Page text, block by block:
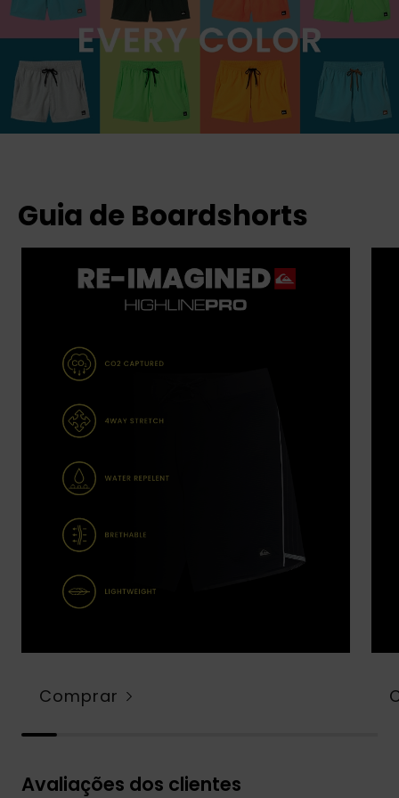
Guia de Boardshorts
Comprar
Avaliações dos clientes